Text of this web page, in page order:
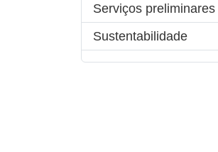
Serviços preliminares
Sustentabilidade